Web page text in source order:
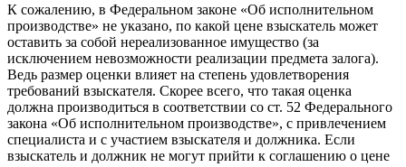
К сожалению, в Федеральном законе «Об исполнительном
производстве» не указано, по какой цене взыскатель может
оставить за собой нереализованное имущество (за
исключением невозможности реализации предмета залога).
Ведь размер оценки влияет на степень удовлетворения
требований взыскателя. Скорее всего, что такая оценка
должна производиться в соответствии со ст. 52 Федерального
закона «Об исполнительном производстве», с привлечением
специалиста и с участием взыскателя и должника. Если
взыскатель и должник не могут прийти к соглашению о цене